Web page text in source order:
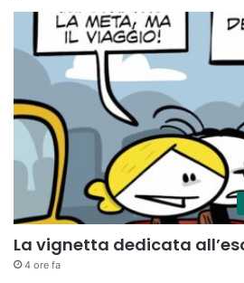
La vignetta dedicata
4 ore fa